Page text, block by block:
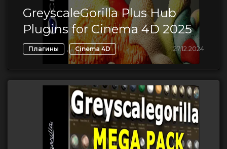
GreyscaleGorilla Plus Hub
Plugins for Cinema 4D 2025
Плагины , Cinema 4D 27.12.2024